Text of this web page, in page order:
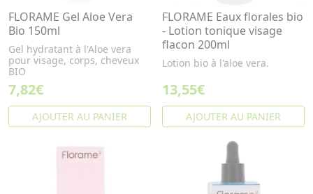
FLORAME Gel Aloe Vera
Bio 150ml
Gel hydratant à l'Aloe vera
pour visage, corps, cheveux
BIO
7,82€
AJOUTER AU PANIER
FLORAME Eaux florales bio
- Lotion tonique visage
flacon 200ml
Lotion bio à l'aloe vera.
13,55€
AJOUTER AU PANIER